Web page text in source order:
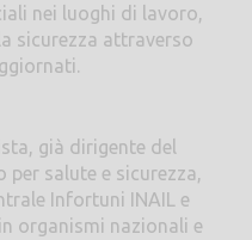
nei luoghi di lavoro,
sicurezza attraverso
già dirigente del
salute e sicurezza,
Infortuni INAIL e
organismi nazionali e